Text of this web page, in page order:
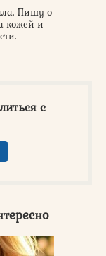
Пишу о
кожей и
с